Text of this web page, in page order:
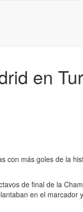
en
más goles de la
de final de la
en el marcador